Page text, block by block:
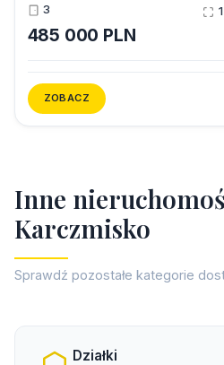
3
485 000 PLN
ZOBACZ
Inne nieruchomoś
Karczmisko
Sprawdź pozostałe kategorie
Działki